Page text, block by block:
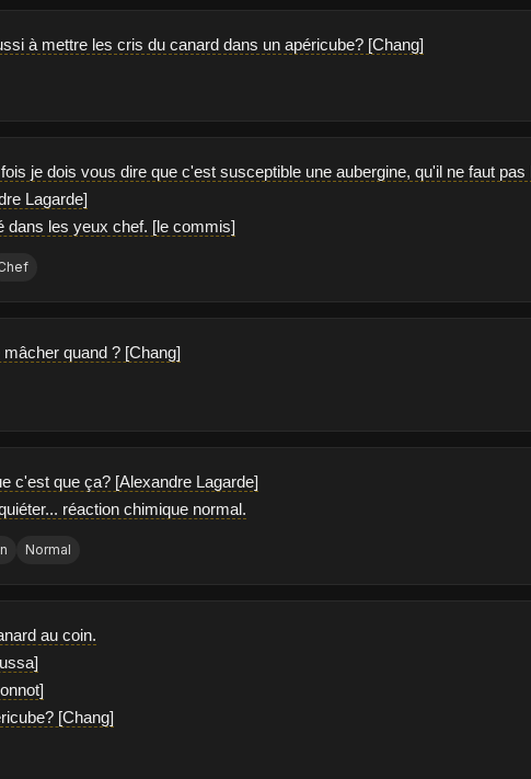
à mettre les cris du canard dans un apéricube? [Chang]
je dois vous dire que c'est susceptible une aubergine, qu'il ne faut
Lagarde]
dans les yeux chef. [le commis]
quand ? [Chang]
c'est que ça? [Alexandre Lagarde]
réaction chimique normal.
Normal
au coin.
[Chang]